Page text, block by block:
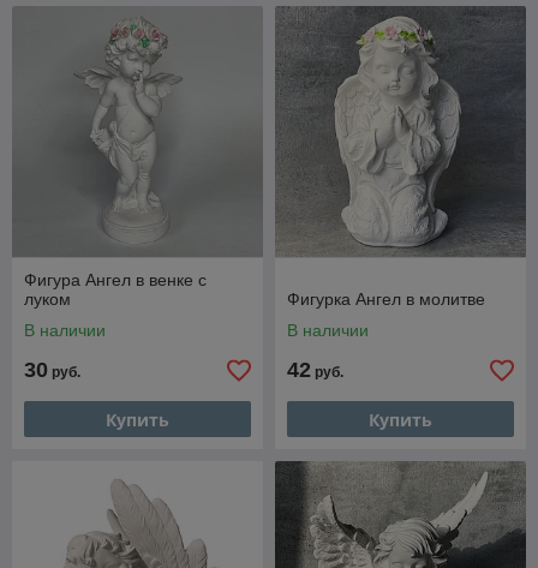
Фигура Ангел в венке с
луком
В наличии
30 руб.
Купить
Фигурка Ангел в молитве
В наличии
42 руб.
Купить